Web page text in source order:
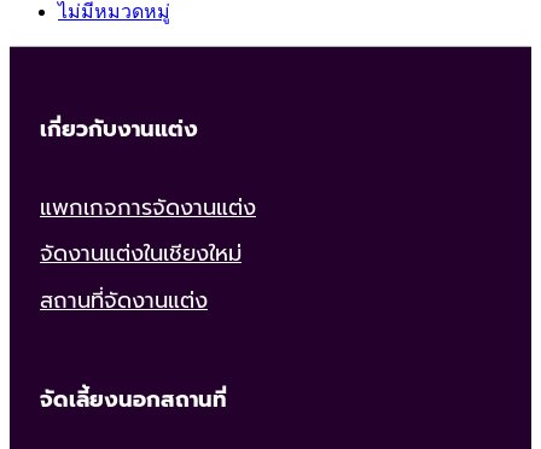
ไม่มีหมวดหมู่
เกี่ยวกับงานแต่ง
แพกเกจการจัดงานแต่ง
จัดงานแต่งในเชียงใหม่
สถานที่จัดงานแต่ง
จัดเลี้ยงนอกสถานที่